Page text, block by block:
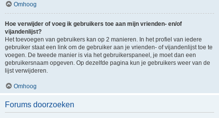
Omhoog
Hoe verwijder of voeg ik gebruikers toe aan mijn vrienden- en/of
vijandenlijst?
Het toevoegen van gebruikers kan op 2 manieren. In het profiel van iedere
gebruiker staat een link om de gebruiker aan je vrienden- of vijandenlijst toe te
voegen. De tweede manier is via het gebruikerspaneel, je moet dan een
gebruikersnaam opgeven. Op dezelfde pagina kun je gebruikers weer van de
lijst verwijderen.
Omhoog
Forums doorzoeken